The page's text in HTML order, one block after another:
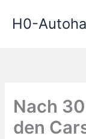
InhaltH0-
Nach
den